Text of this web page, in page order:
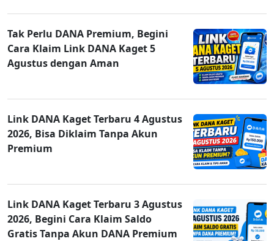
Tak Perlu DANA Premium, Begini
Cara Klaim Link DANA Kaget 5
Agustus dengan Aman
Link DANA Kaget Terbaru 4 Agustus
2026, Bisa Diklaim Tanpa Akun
Premium
Link DANA Kaget Terbaru 3 Agustus
2026, Begini Cara Klaim Saldo
Gratis Tanpa Akun DANA Premium